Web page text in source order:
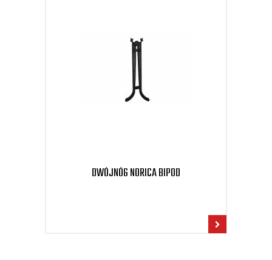
DWÓJNÓG NORICA BIPOD